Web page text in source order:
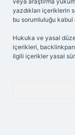
yazdıkları içeriklerin
bu sorumluluğu kabul
Hukuka ve yasal
içerikleri,
ilgili içerikler yasal